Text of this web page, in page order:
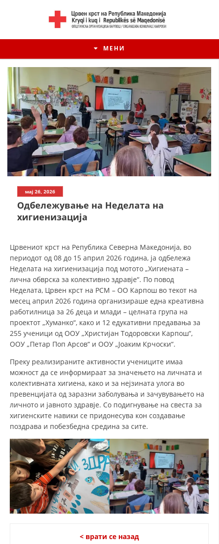
МЕНИ
ДЕЈСТВУВАЊЕ
ПРИРАЧНИЦИ
СТРАТЕГИИ
ЕДУКАТИВНО ИНФОРМАТИВНИ МАТЕРИЈАЛИ
БРОШУРИ
ПРЕЗЕНТАЦИИ
мај 26, 2026
Одбележување на Неделата на
хигиенизација
Црвениот крст на Република Северна Македонија, во
периодот од 08 до 15 април 2026 година, ја одбележа
Неделата на хигиенизација под мотото „Хигиената –
лична обврска за колективно здравје“. По повод
Неделата, Црвен крст на РСМ – ОО Карпош во текот на
месец април 2026 година организираше една креативна
работилница за 26 деца и млади – целната група на
проектот „Хуманко“, како и 12 едукативни предавања за
255 ученици од ООУ „Христијан Тодоровски Карпош“,
ООУ „Петар Поп Арсов“ и ООУ „Јоаким Крчоски“.
Преку реализираните активности учениците имаа
можност да се информираат за значењето на личната и
колективната хигиена, како и за нејзината улога во
превенцијата од заразни заболувања и зачувувањето на
личното и јавното здравје. Со подигнување на свеста за
хигиенските навики се придонесува кон создавање
поздрава и побезбедна средина за сите.
< врати се назад